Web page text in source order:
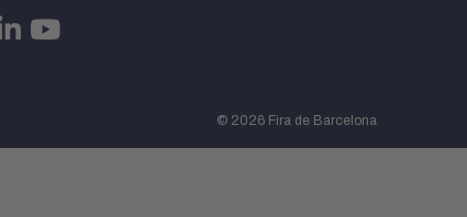
© 2026 Fira de Barcelona